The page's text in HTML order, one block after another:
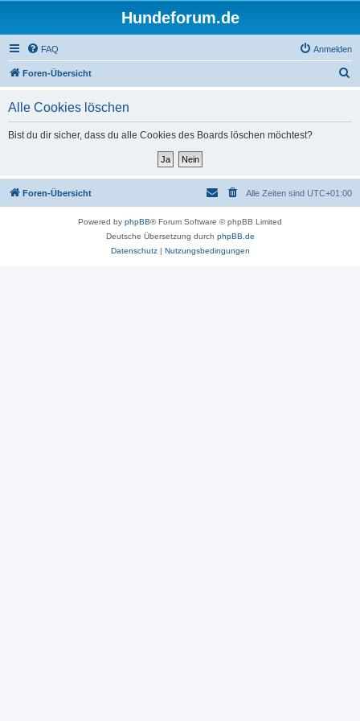
Hundeforum.de
FAQ Anmelden
Foren-Übersicht
Alle Cookies löschen
Bist du dir sicher, dass du alle Cookies des Boards löschen möchtest?
Foren-Übersicht Alle Zeiten sind UTC+01:00
Powered by phpBB® Forum Software © phpBB Limited
Deutsche Übersetzung durch phpBB.de
Datenschutz| Nutzungsbedingungen